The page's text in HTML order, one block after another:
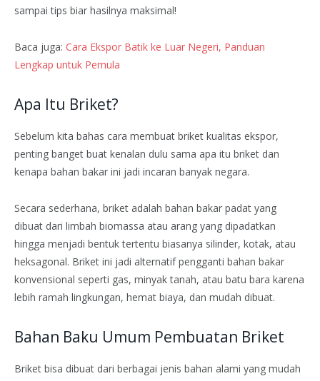
sampai tips biar hasilnya maksimal!
Baca juga: Cara Ekspor Batik ke Luar Negeri, Panduan
Lengkap untuk Pemula
Apa Itu Briket?
Sebelum kita bahas cara membuat briket kualitas ekspor,
penting banget buat kenalan dulu sama apa itu briket dan
kenapa bahan bakar ini jadi incaran banyak negara.
Secara sederhana, briket adalah bahan bakar padat yang
dibuat dari limbah biomassa atau arang yang dipadatkan
hingga menjadi bentuk tertentu biasanya silinder, kotak, atau
heksagonal. Briket ini jadi alternatif pengganti bahan bakar
konvensional seperti gas, minyak tanah, atau batu bara karena
lebih ramah lingkungan, hemat biaya, dan mudah dibuat.
Bahan Baku Umum Pembuatan Briket
Briket bisa dibuat dari berbagai jenis bahan alami yang mudah